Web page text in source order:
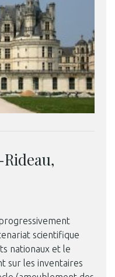
scientifique
nationaux et le
sur les inventaires